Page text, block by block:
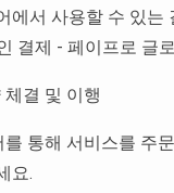
에서 사용할 수 있는
결제 - 페이프로 글
체결 및 이행
를 통해 서비스를 주
요.